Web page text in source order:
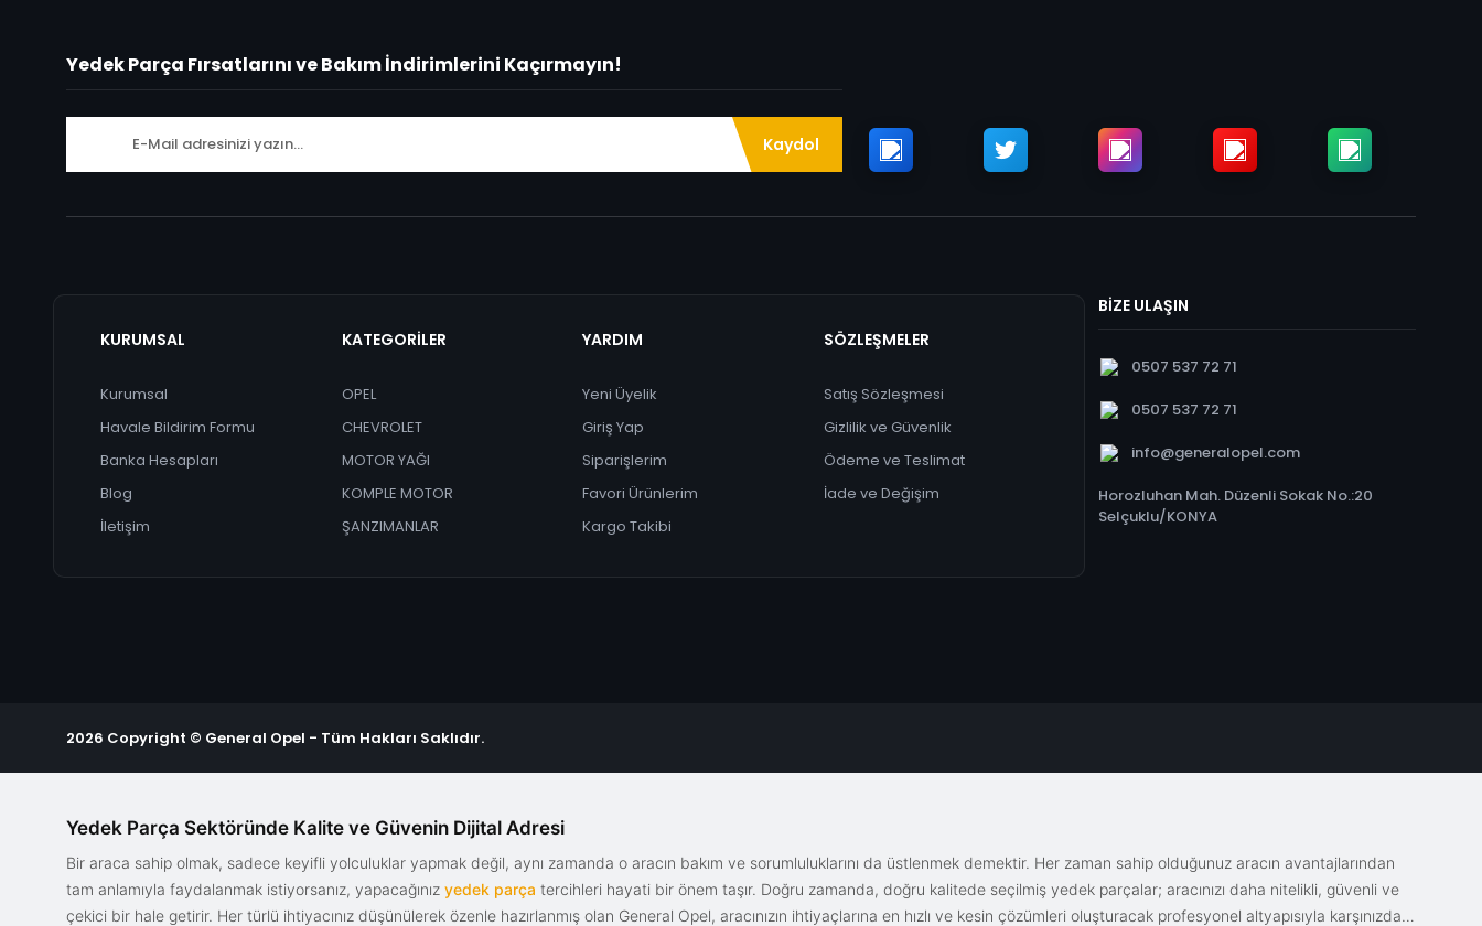
Yedek Parça Fırsatlarını ve Bakım İndirimlerini Kaçırmayın!
Kaydol
KURUMSAL
Kurumsal
Havale Bildirim Formu
Banka Hesapları
Blog
İletişim
KATEGORİLER
OPEL
CHEVROLET
MOTOR YAĞI
KOMPLE MOTOR
ŞANZIMANLAR
YARDIM
Yeni Üyelik
Giriş Yap
Siparişlerim
Favori Ürünlerim
Kargo Takibi
SÖZLEŞMELER
Satış Sözleşmesi
Gizlilik ve Güvenlik
Ödeme ve Teslimat
İade ve Değişim
BİZE ULAŞIN
0507 537 72 71
0507 537 72 71
info@generalopel.com
Horozluhan Mah. Düzenli Sokak No.:20
Selçuklu/KONYA
2026 Copyright © General Opel - Tüm Hakları Saklıdır.
Yedek Parça Sektöründe Kalite ve Güvenin Dijital Adresi
Bir araca sahip olmak, sadece keyifli yolculuklar yapmak değil, aynı zamanda o aracın bakım ve sorumluluklarını da üstlenmek demektir. Her zaman sahip olduğunuz aracın avantajlarından
tam anlamıyla faydalanmak istiyorsanız, yapacağınız yedek parça tercihleri hayati bir önem taşır. Doğru zamanda, doğru kalitede seçilmiş yedek parçalar; aracınızı daha nitelikli, güvenli ve
çekici bir hale getirir. Her türlü ihtiyacınız düşünülerek özenle hazırlanmış olan General Opel, aracınızın ihtiyaçlarına en hızlı ve kesin çözümleri oluşturacak profesyonel altyapısıyla karşınızda.